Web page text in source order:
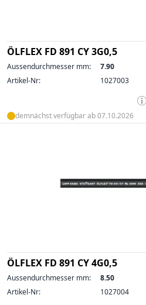
ÖLFLEX FD 891 CY 3G0,5
Aussendurchmesser mm:
7.90
Artikel-Nr:
1027003
demnächst verfügbar ab 07.10.2026
ÖLFLEX FD 891 CY 4G0,5
Aussendurchmesser mm:
8.50
Artikel-Nr:
1027004